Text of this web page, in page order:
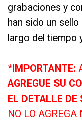
grabaciones y
han sido un
largo del tiempo
* IMPORTANTE:
AGREGUE SU
EL DETALLE DE
NO LO